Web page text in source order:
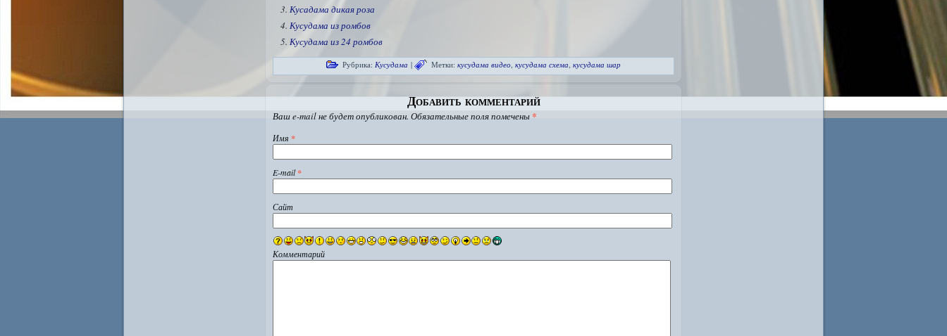
Кусадама дикая роза
Кусудама из ромбов
Кусудама из 24 ромбов
Рубрика: Кусудама | Метки: кусудама видео, кусудама схема, кусудама шар
Добавить комментарий
Ваш e-mail не будет опубликован. Обязательные поля помечены *
Имя *
E-mail*
Сайт
Комментарий